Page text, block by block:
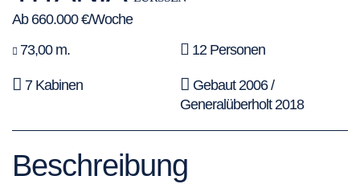
Ab 660.000 €/Woche
73,00 m.
12 Personen
7 Kabinen
Gebaut 2006 /
Generalüberholt 2018
Beschreibung